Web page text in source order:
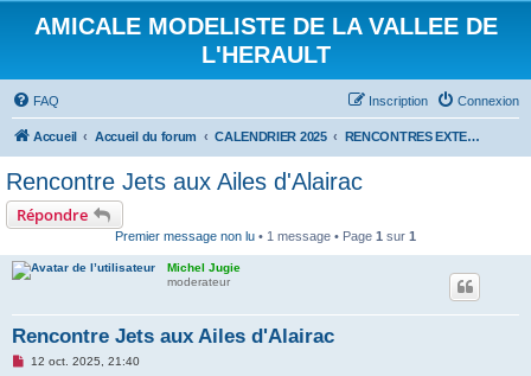
AMICALE MODELISTE DE LA VALLEE DE
L'HERAULT
FAQ Connexion
Inscription
Accueil Accueil du forum CALENDRIER 2025 RENCONTRES EXTERIEURES 2025
Rencontre Jets aux Ailes d'Alairac
Répondre
Premier message non lu • 1 message • Page 1 sur 1
Michel Jugie
moderateur
Rencontre Jets aux Ailes d'Alairac
M12 oct. 2025, 21:40